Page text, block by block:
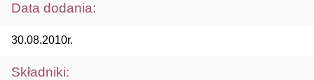
Data dodania:
30.08.2010r.
Składniki: